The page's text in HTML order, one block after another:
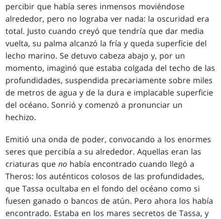
percibir que había seres inmensos moviéndose
alrededor, pero no lograba ver nada: la oscuridad era
total. Justo cuando creyó que tendría que dar media
vuelta, su palma alcanzó la fría y queda superficie del
lecho marino. Se detuvo cabeza abajo y, por un
momento, imaginó que estaba colgada del techo de las
profundidades, suspendida precariamente sobre miles
de metros de agua y de la dura e implacable superficie
del océano. Sonrió y comenzó a pronunciar un
hechizo.
Emitió una onda de poder, convocando a los enormes
seres que percibía a su alrededor. Aquellas eran las
criaturas queno había encontrado cuando llegó a
Theros: los auténticos colosos de las profundidades,
que Tassa ocultaba en el fondo del océano como si
fuesen ganado o bancos de atún. Pero ahora los había
encontrado. Estaba en los mares secretos de Tassa, y